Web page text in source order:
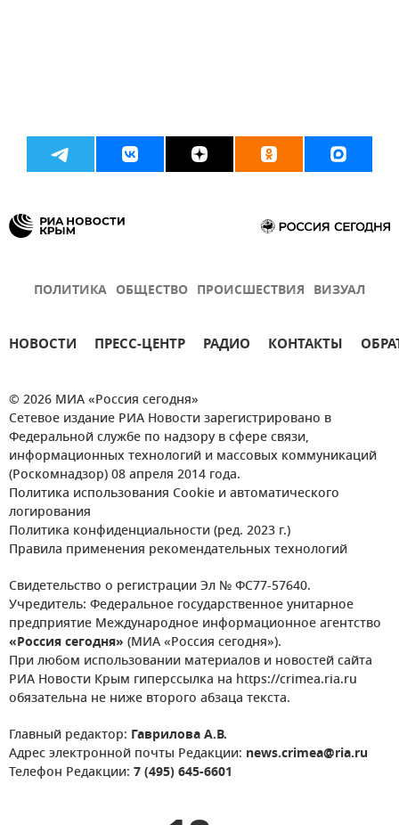
ПОЛИТИКА ОБЩЕСТВО ПРОИСШЕСТВИЯ ВИЗУАЛ
НОВОСТИ ПРЕСС-ЦЕНТР РАДИО КОНТАКТЫ
© 2026 МИА «Россия сегодня»
Сетевое издание РИА Новости зарегистрировано в
Федеральной службе по надзору в сфере связи,
информационных технологий и массовых коммуникаций
(Роскомнадзор) 08 апреля 2014 года.
Политика использования Cookie и автоматического
логирования
Политика конфиденциальности (ред. 2023 г.)
Правила применения рекомендательных технологий
Свидетельство о регистрации Эл № ФС77-57640.
Учредитель: Федеральное государственное унитарное
предприятие Международное информационное агентство
«Россия сегодня» (МИА «Россия сегодня»).
При любом использовании материалов и новостей сайта
РИА Новости Крым гиперссылка на https://crimea.ria.ru
обязательна не ниже второго абзаца текста.
Главный редактор: Гаврилова А.В.
Адрес электронной почты Редакции: news.crimea@ria.ru
Телефон Редакции: 7 (495) 645-6601